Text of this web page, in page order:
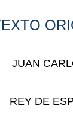
JUAN
REY DE